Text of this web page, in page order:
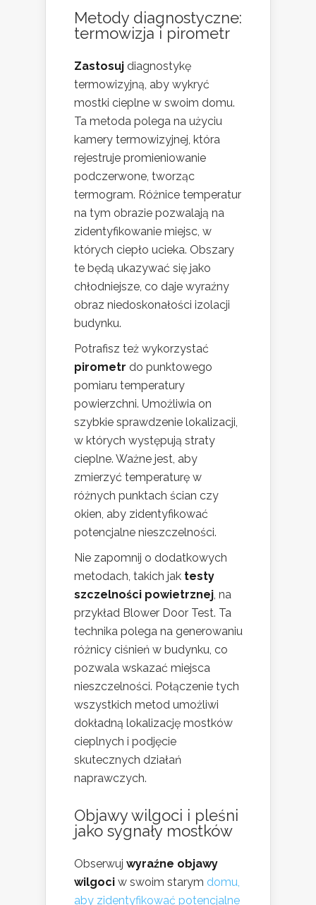
Metody diagnostyczne:
termowizja i pirometr
Zastosuj diagnostykę
termowizyjną, aby wykryć
mostki cieplne w swoim domu.
Ta metoda polega na użyciu
kamery termowizyjnej, która
rejestruje promieniowanie
podczerwone, tworząc
termogram. Różnice temperatur
na tym obrazie pozwalają na
zidentyfikowanie miejsc, w
których ciepło ucieka. Obszary
te będą ukazywać się jako
chłodniejsze, co daje wyraźny
obraz niedoskonałości izolacji
budynku.
Potrafisz też wykorzystać
pirometr do punktowego
pomiaru temperatury
powierzchni. Umożliwia on
szybkie sprawdzenie lokalizacji,
w których występują straty
cieplne. Ważne jest, aby
zmierzyć temperaturę w
różnych punktach ścian czy
okien, aby zidentyfikować
potencjalne nieszczelności.
Nie zapomnij o dodatkowych
metodach, takich jak testy
szczelności powietrznej , na
przykład Blower Door Test. Ta
technika polega na generowaniu
różnicy ciśnień w budynku, co
pozwala wskazać miejsca
nieszczelności. Połączenie tych
wszystkich metod umożliwi
dokładną lokalizację mostków
cieplnych i podjęcie
skutecznych działań
naprawczych.
Objawy wilgoci i pleśni
jako sygnały mostków
Obserwuj wyraźne objawy
wilgoci w swoim starym domu,
aby zidentyfikować potencjalne